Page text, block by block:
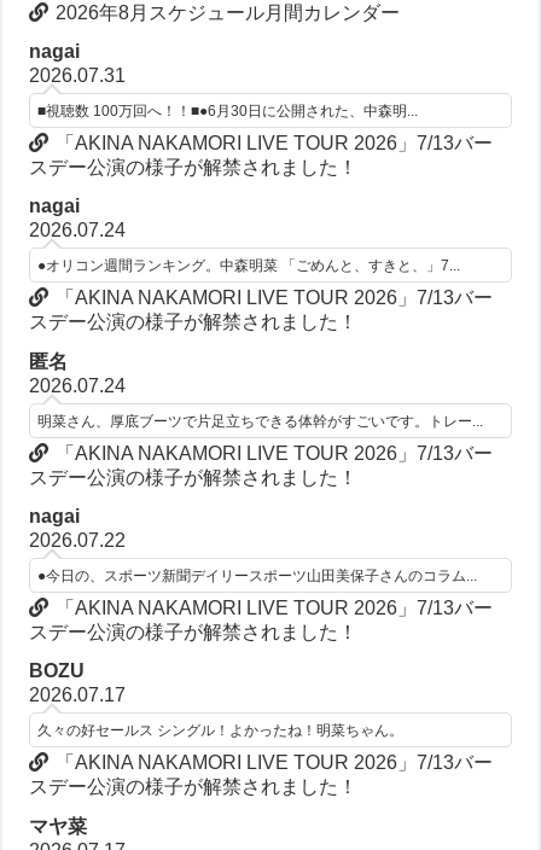
2026年8月スケジュール月間カレンダー
nagai
2026.07.31
■視聴数 100万回へ！！■●6月30日に公開された、中森明...
「AKINA NAKAMORI LIVE TOUR 2026」7/13バー
スデー公演の様子が解禁されました！
nagai
2026.07.24
●オリコン週間ランキング。中森明菜 「ごめんと、すきと、」7...
「AKINA NAKAMORI LIVE TOUR 2026」7/13バー
スデー公演の様子が解禁されました！
匿名
2026.07.24
明菜さん、厚底ブーツで片足立ちできる体幹がすごいです。トレー...
「AKINA NAKAMORI LIVE TOUR 2026」7/13バー
スデー公演の様子が解禁されました！
nagai
2026.07.22
●今日の、スポーツ新聞デイリースポーツ山田美保子さんのコラム...
「AKINA NAKAMORI LIVE TOUR 2026」7/13バー
スデー公演の様子が解禁されました！
BOZU
2026.07.17
久々の好セールス シングル！よかったね！明菜ちゃん。
「AKINA NAKAMORI LIVE TOUR 2026」7/13バー
スデー公演の様子が解禁されました！
マヤ菜